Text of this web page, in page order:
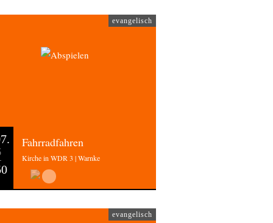
evangelisch
Fahrradfahren
Kirche in WDR 3 | Warnke
evangelisch